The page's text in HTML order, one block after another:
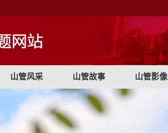
山管风采 山管故事 山管影像